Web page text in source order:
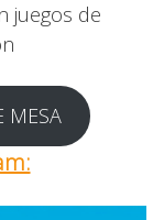
juegos de
MESA